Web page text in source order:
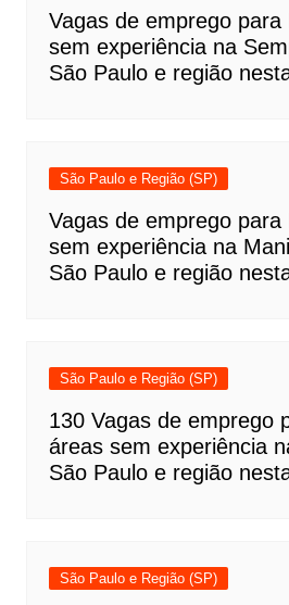
Vagas de emprego
sem experiência na
São Paulo e região
São Paulo e Região (SP)
Vagas de emprego
sem experiência na
São Paulo e região
São Paulo e Região (SP)
130 Vagas de emprego
áreas sem experiência
São Paulo e região
São Paulo e Região (SP)